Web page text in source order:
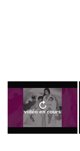
vidéo en cours